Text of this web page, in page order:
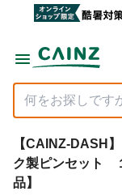
【CAINZ-DASH
ク製ピンセット
品】